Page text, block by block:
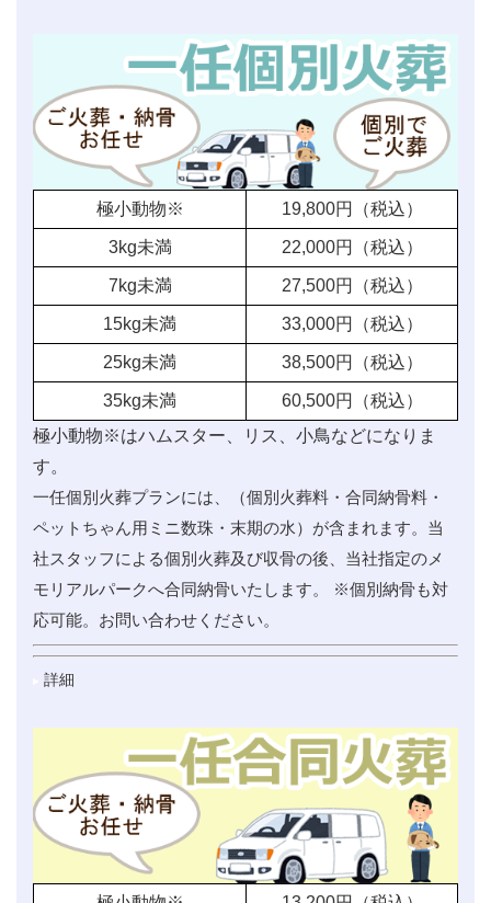
極小動物※ 19,800円（税込）
3kg未満 22,000円（税込）
7kg未満 27,500円（税込）
15kg未満 33,000円（税込）
25kg未満 38,500円（税込）
35kg未満 60,500円（税込）
極小動物※はハムスター、リス、小鳥などになりま
す。
一任個別火葬プランには、（個別火葬料・合同納骨料・
ペットちゃん用ミニ数珠・末期の水）が含まれます。当
社スタッフによる個別火葬及び収骨の後、当社指定のメ
モリアルパークへ合同納骨いたします。 ※個別納骨も対
応可能。お問い合わせください。
詳細